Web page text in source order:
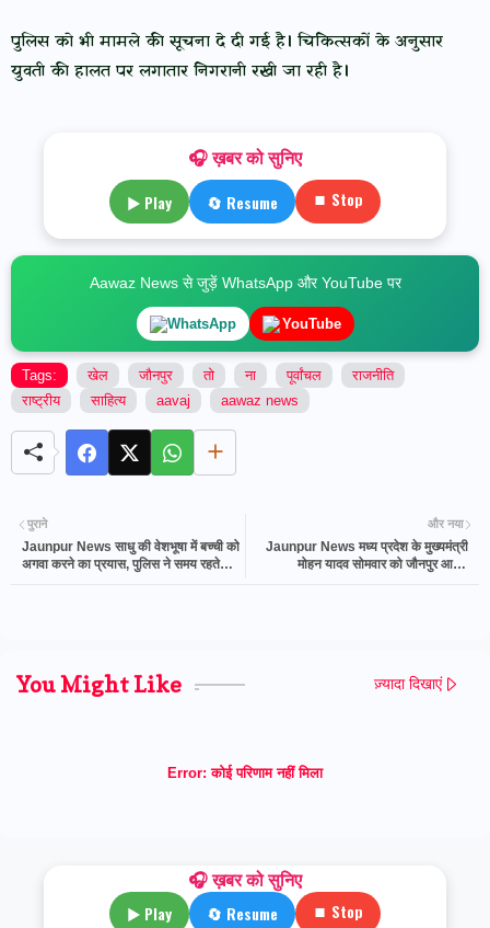
पुलिस को भी मामले की सूचना दे दी गई है। चिकित्सकों के अनुसार
युवती की हालत पर लगातार निगरानी रखी जा रही है।
🎧 ख़बर को सुनिए
▶ Play 🔄 Resume ⏹ Stop
Aawaz News से जुड़ें WhatsApp और YouTube पर
WhatsApp YouTube
Tags: खेल जौनपुर तो ना पूर्वांचल
राजनीति
राष्ट्रीय
साहित्य aavaj aawaz news
और नया
Jaunpur News मध्य प्रदेश के मुख्यमंत्री
मोहन यादव सोमवार को जौनपुर आएंगे,
पुराने
Jaunpur News साधु की वेशभूषा में बच्ची को
अगवा करने का प्रयास, पुलिस ने समय रहते
You Might Like ज़्यादा दिखाएं
Error: कोई परिणाम नहीं मिला
🎧 ख़बर को सुनिए
▶ Play 🔄 Resume ⏹ Stop